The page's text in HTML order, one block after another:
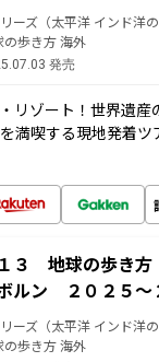
ーズ（太平洋 インド洋
の歩き方 海外
発売
リゾート！世界遺産
満喫する現地発着ツ
３ 地球の歩き
ルン ２０２５～
ーズ（太平洋 インド洋
の歩き方 海外